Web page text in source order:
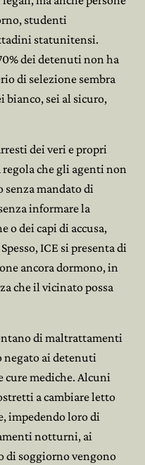
studenti
statunitensi.
dei detenuti non ha
di selezione sembra
bianco, sei al sicuro,
dei veri e propri
che gli agenti non
mandato di
informare la
o dei capi di accusa,
ICE si presenta di
ancora dormono, in
che il vicinato possa
di maltrattamenti
negato ai detenuti
cure mediche. Alcuni
a cambiare letto
impedendo loro di
notturni, ai
di soggiorno vengono